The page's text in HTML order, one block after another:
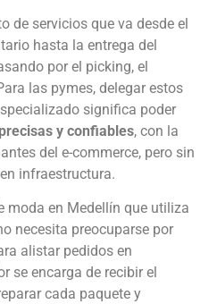
de servicios que va desde el
hasta la entrega del
por el picking, el
las pymes, delegar estos
significa poder
y confiables, con la
del e-commerce, pero sin
infraestructura.
moda en Medellín que utiliza
necesita preocuparse por
alistar pedidos en
se encarga de recibir el
cada paquete y